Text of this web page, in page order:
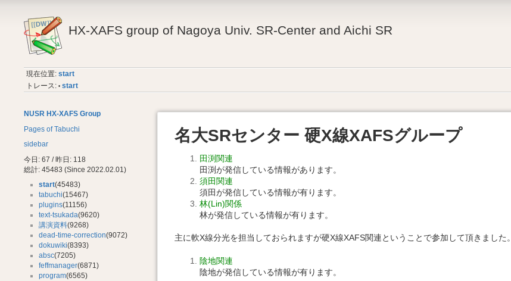
HX-XAFS group of Nagoya Univ. SR-Center and Aichi SR
現在位置:start
トレース: • start
NUSR HX-XAFS Group
Pages of Tabuchi
sidebar
今日: 67 / 昨日: 118
総計: 45483 (Since 2022.02.01)
start(45483)
tabuchi(15467)
plugins(11156)
text-tsukada(9620)
講演資料(9268)
dead-time-correction(9072)
dokuwiki(8393)
absc(7205)
feffmanager(6871)
program(6565)
名大SRセンター 硬X線XAFSグループ
田渕関連
田渕が発信している情報があります。
須田関連
須田が発信している情報が有ります。
林(Lin)関係
林が発信している情報が有ります。
主に軟X線分光を担当しておられますが硬X線XAFS関連ということで参加して頂きました。
陰地関連
陰地が発信している情報が有ります。